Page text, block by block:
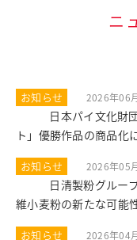
ニ
お知らせ 2026年06
日本パイ文化財
ト」優勝作品の商品化
お知らせ 2026年05
日清製粉グルー
維小麦粉の新たな可能
お知らせ 2026年04